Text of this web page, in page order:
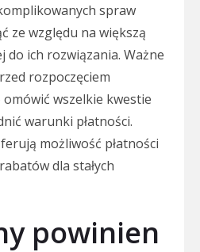
spraw
ze względu na większą
do ich rozwiązania. Ważne
rozpoczęciem
omówić wszelkie kwestie
warunki płatności.
możliwość płatności
dla stałych
powinien